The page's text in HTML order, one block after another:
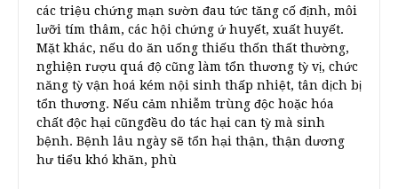
các triệu chứng mạn sườn đau tức tăng cố định, môi
lưỡi tím thâm, các hội chứng ứ huyết, xuất huyết.
Mặt khác, nếu do ăn uống thiếu thốn thất thường,
nghiện rượu quá độ cũng làm tổn thương tỳ vị, chức
năng tỳ vận hoá kém nội sinh thấp nhiệt, tân dịch bị
tổn thương. Nếu cảm nhiễm trùng độc hoặc hóa
chất độc hại cũngđều do tác hại can tỳ mà sinh
bệnh. Bệnh lâu ngày sẽ tổn hại thận, thận dương
hư tiểu khó khăn, phù